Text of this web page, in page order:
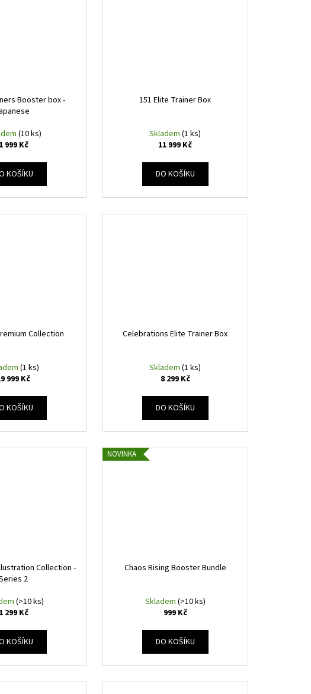
Booster box -
(10 ks)
1 999 Kč
KOŠÍKU
151 Elite Trainer Box
Skladem(1 ks)
11 999 Kč
DO KOŠÍKU
Collection
(1 ks)
999 Kč
KOŠÍKU
Celebrations Elite Trainer Box
Skladem(1 ks)
8 299 Kč
DO KOŠÍKU
Collection -
2
(>10 ks)
1 299 Kč
KOŠÍKU
NOVINKA
Chaos Rising Booster Bundle
Skladem (>10 ks)
999 Kč
DO KOŠÍKU